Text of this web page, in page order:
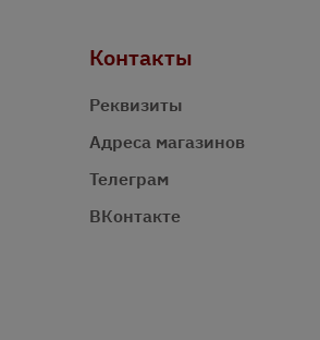
Контакты
Реквизиты
Адреса магазинов
Телеграм
ВКонтакте